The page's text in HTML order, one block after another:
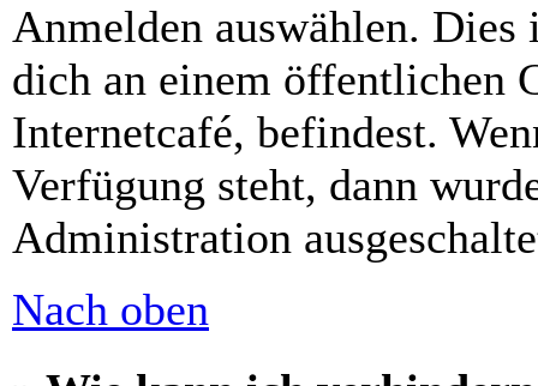
Anmelden auswählen.
dich an einem öffentlichen
Internetcafé, befindest.
Verfügung steht, dann
Administration
Nach oben